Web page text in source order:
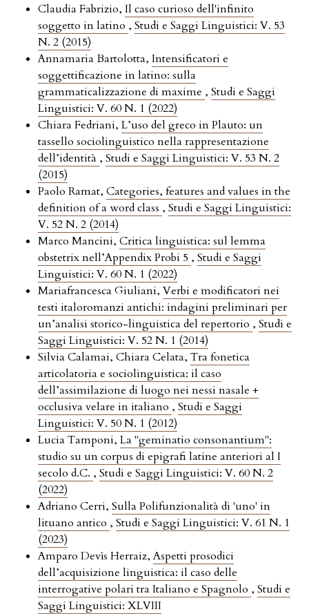
Claudia Fabrizio, Il caso curioso dell'infinito
soggetto in latino , Studi e Saggi Linguistici: V. 53
N. 2 (2015)
Annamaria Bartolotta, Intensificatori e
soggettificazione in latino: sulla
grammaticalizzazione di maxime , Studi e Saggi
Linguistici: V. 60 N. 1 (2022)
Chiara Fedriani, L’uso del greco in Plauto: un
tassello sociolinguistico nella rappresentazione
dell’identità , Studi e Saggi Linguistici: V. 53 N. 2
(2015)
Paolo Ramat, Categories, features and values in the
definition of a word class , Studi e Saggi Linguistici:
V. 52 N. 2 (2014)
Marco Mancini, Critica linguistica: sul lemma
obstetrix nell’Appendix Probi 5 , Studi e Saggi
Linguistici: V. 60 N. 1 (2022)
Mariafrancesca Giuliani, Verbi e modificatori nei
testi italoromanzi antichi: indagini preliminari per
un’analisi storico-linguistica del repertorio , Studi e
Saggi Linguistici: V. 52 N. 1 (2014)
Silvia Calamai, Chiara Celata, Tra fonetica
articolatoria e sociolinguistica: il caso
dell’assimilazione di luogo nei nessi nasale +
occlusiva velare in italiano , Studi e Saggi
Linguistici: V. 50 N. 1 (2012)
Lucia Tamponi, La "geminatio consonantium":
studio su un corpus di epigrafi latine anteriori al I
secolo d.C. , Studi e Saggi Linguistici: V. 60 N. 2
(2022)
Adriano Cerri, Sulla Polifunzionalità di 'uno' in
lituano antico , Studi e Saggi Linguistici: V. 61 N. 1
(2023)
Amparo Devìs Herraiz,Aspetti prosodici
dell’acquisizione linguistica: il caso delle
interrogative polari tra Italiano e Spagnolo , Studi e
Saggi Linguistici: XLVIII